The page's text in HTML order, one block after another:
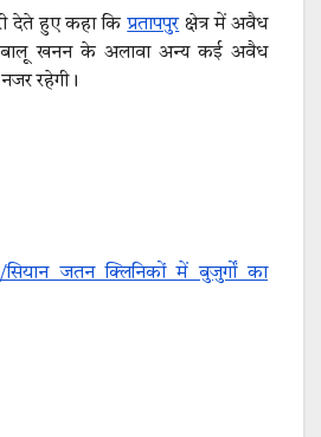
देते हुए कहा किप्रतापपुरक्षेत्र में अवैध
खनन के अलावा अन्य कई अवैध
रहेगी।
जतन क्लिनिकों में बुजुर्गों का